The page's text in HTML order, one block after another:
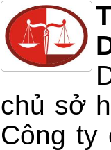
chủ sở
Công ty